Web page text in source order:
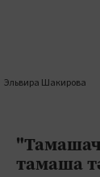
Эльвира Шакирова
тамаша